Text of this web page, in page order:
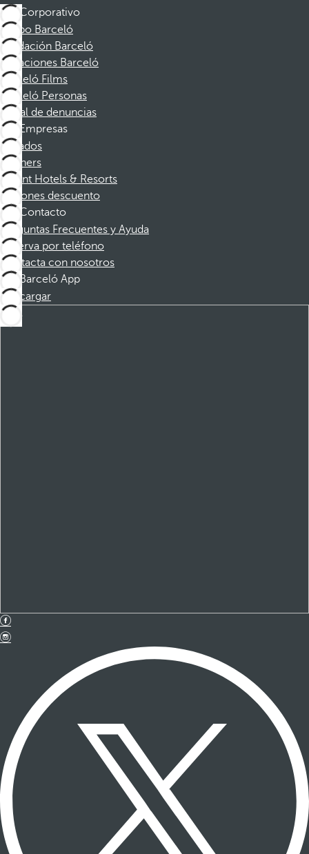
Corporativo
Grupo Barceló
Fundación Barceló
Vacaciones Barceló
Barceló Films
Barceló Personas
Canal de denuncias
Empresas
Afiliados
Partners
Dorint Hotels & Resorts
Cupones descuento
Contacto
Preguntas Frecuentes y Ayuda
Reserva por teléfono
Contacta con nosotros
Barceló App
Descargar